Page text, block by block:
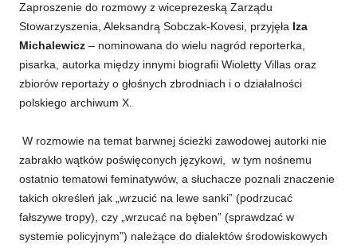
Zaproszenie do rozmowy z wiceprezeską Zarządu
Stowarzyszenia, Aleksandrą Sobczak-Kovesi, przyjęła Iza
Michalewicz – nominowana do wielu nagród reporterka,
pisarka, autorka między innymi biografii Wioletty Villas oraz
zbiorów reportaży o głośnych zbrodniach i o działalności
polskiego archiwum X.
W rozmowie na temat barwnej ścieżki zawodowej autorki nie
zabrakło wątków poświęconych językowi, w tym nośnemu
ostatnio tematowi feminatywów, a słuchacze poznali znaczenie
takich określeń jak „wrzucić na lewe sanki” (podrzucać
fałszywe tropy), czy „wrzucać na bęben” (sprawdzać w
systemie policyjnym”) należące do dialektów środowiskowych